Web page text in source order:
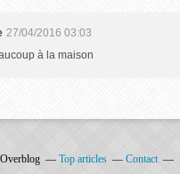
27/04/2016 03:03
à la maison
Top articles Contact